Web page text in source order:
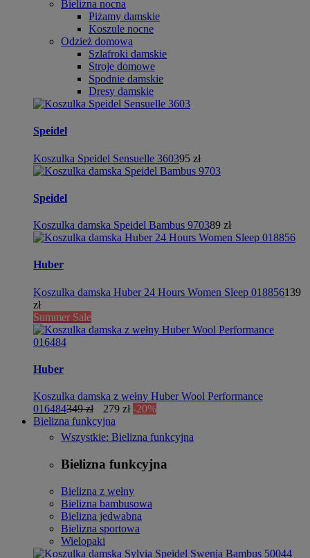
Bielizna nocna
Piżamy damskie
Koszule nocne
Odzież domowa
Szlafroki damskie
Stroje domowe
Spodnie damskie
Dresy damskie
Speidel
Koszulka Speidel Sensuelle 360395 zł
Speidel
Koszulka damska Speidel Bambus 970389 zł
Huber
Koszulka damska Huber 24 Hours Women Sleep 018856139
zł
Summer Sale
Huber
Koszulka damska z wełny Huber Wool Performance
016484349 zł 279 zł -20%
Bielizna funkcyjna
Wszystkie: Bielizna funkcyjna
Bielizna funkcyjna
Bielizna z wełny
Bielizna bambusowa
Bielizna jedwabna
Bielizna sportowa
Wielopaki